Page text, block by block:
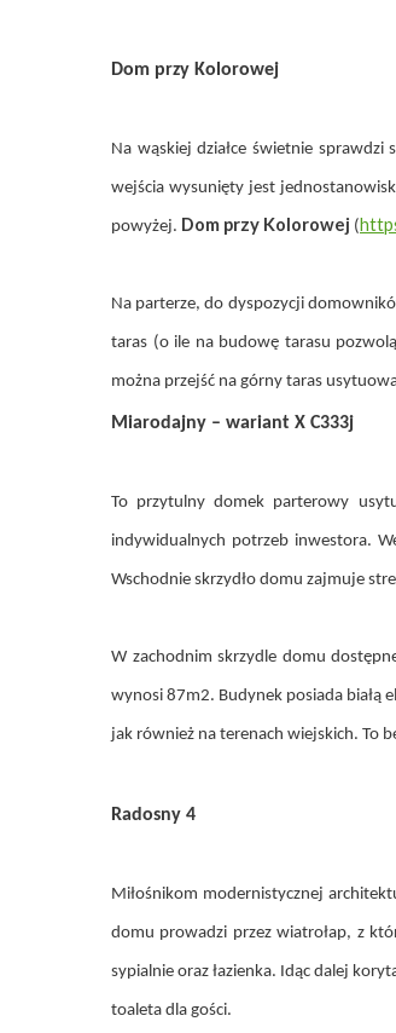
Dom przy Kolorowej
Na wąskiej działce świetnie sprawdzi
wejścia wysunięty jest
powyżej. Dom przy Kolorowej (
Na parterze, do dyspozycji
taras (o ile na budowę tarasu
można przejść na górny taras
Miarodajny – wariant X C333j
To przytulny domek parterowy
indywidualnych potrzeb inwestora.
Wschodnie skrzydło domu zajmuje
W zachodnim skrzydle domu
wynosi 87m2. Budynek posiada białą
jak również na terenach wiejskich. To
Radosny 4
Miłośnikom modernistycznej
domu prowadzi przez wiatrołap, z
sypialnie oraz łazienka. Idąc dalej
toaleta dla gości.